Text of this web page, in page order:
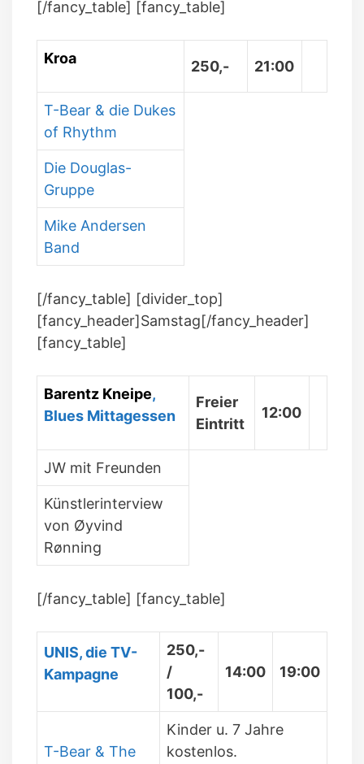
[/fancy_table] [fancy_table]
Kroa 250,- 21:00
T-Bear & die Dukes
of Rhythm
Die Douglas-
Gruppe
Mike Andersen
Band
[/fancy_table] [divider_top]
[fancy_header]Samstag[/fancy_header]
[fancy_table]
Barentz Kneipe,
Blues Mittagessen
Freier
Eintritt
12:00
JW mit Freunden
Künstlerinterview
von Øyvind
Rønning
[/fancy_table] [fancy_table]
UNIS, die TV-
Kampagne
250,-
/
100,-
14:00 19:00
T-Bear & The
Kinder u. 7 Jahre
kostenlos.